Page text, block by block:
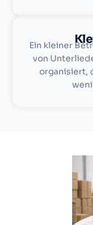
Ein kleiner
von
organisiert,